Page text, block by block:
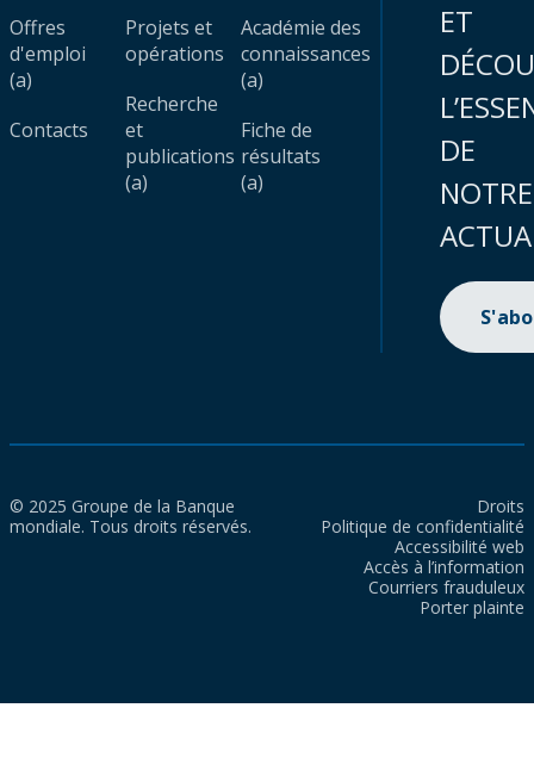
Offres
d'emploi
(a)
Contacts
Projets et
opérations
Recherche
et
publications
(a)
Académie des
connaissances
(a)
Fiche de
résultats
(a)
ET
DE
NOTRE
© 2025 Groupe de la Banque
mondiale. Tous droits réservés.
Droits
Politique de confidentialité
Accessibilité web
Accès à l’information
Courriers frauduleux
Porter plainte